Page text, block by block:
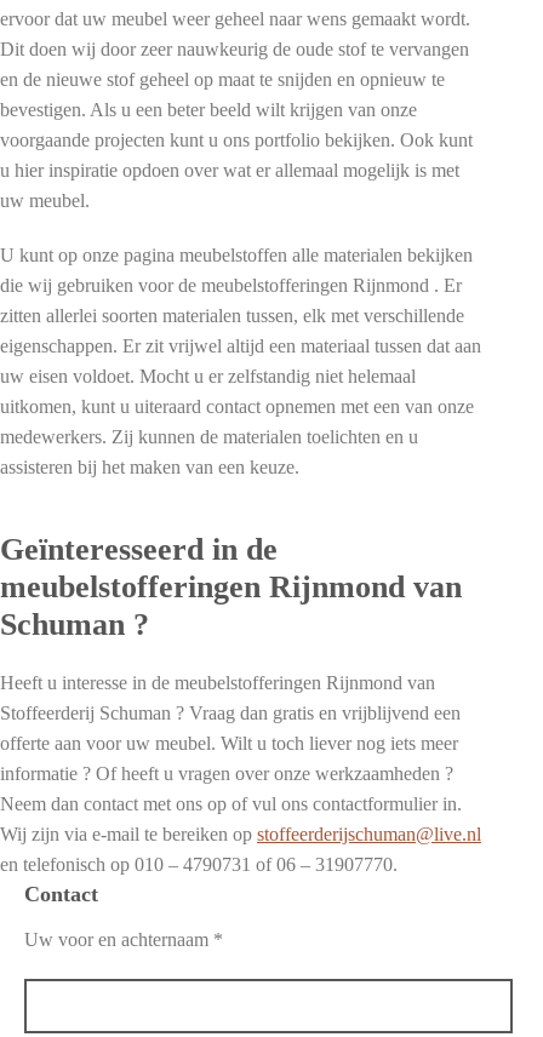
ervoor dat uw meubel weer geheel naar wens gemaakt wordt.
Dit doen wij door zeer nauwkeurig de oude stof te vervangen
en de nieuwe stof geheel op maat te snijden en opnieuw te
bevestigen. Als u een beter beeld wilt krijgen van onze
voorgaande projecten kunt u ons portfolio bekijken. Ook kunt
u hier inspiratie opdoen over wat er allemaal mogelijk is met
uw meubel.
U kunt op onze pagina meubelstoffen alle materialen bekijken
die wij gebruiken voor de meubelstofferingen Rijnmond . Er
zitten allerlei soorten materialen tussen, elk met verschillende
eigenschappen. Er zit vrijwel altijd een materiaal tussen dat aan
uw eisen voldoet. Mocht u er zelfstandig niet helemaal
uitkomen, kunt u uiteraard contact opnemen met een van onze
medewerkers. Zij kunnen de materialen toelichten en u
assisteren bij het maken van een keuze.
Geïnteresseerd in de
meubelstofferingen Rijnmond van
Schuman ?
Heeft u interesse in de meubelstofferingen Rijnmond van
Stoffeerderij Schuman ? Vraag dan gratis en vrijblijvend een
offerte aan voor uw meubel. Wilt u toch liever nog iets meer
informatie ? Of heeft u vragen over onze werkzaamheden ?
Neem dan contact met ons op of vul ons contactformulier in.
Wij zijn via e-mail te bereiken op stoffeerderijschuman@live.nl
en telefonisch op 010 – 4790731 of 06 – 31907770.
Contact
Uw voor en achternaam *